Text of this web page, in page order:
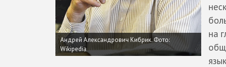
Андрей Александрович Кибрик.Фото:
Wikipedia
на